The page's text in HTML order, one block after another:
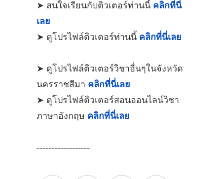
➤ สนใจเรียนกับติวเตอร์ท่านนี้ คลิกที่นี่
เลย
➤ ดูโปรไฟล์ติวเตอร์ท่านนี้ คลิกที่นี่เลย
➤ ดูโปรไฟล์ติวเตอร์วิชาอื่นๆในจังหวัด
นครราชสีมา คลิกที่นี่เลย
➤ ดูโปรไฟล์ติวเตอร์สอนออนไลน์วิชา
ภาษาอังกฤษ คลิกที่นี่เลย
------------------